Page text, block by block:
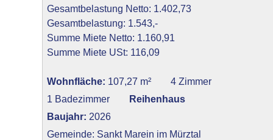
Gesamtbelastung Netto: 1.402,73
Gesamtbelastung: 1.543,-
Summe Miete Netto: 1.160,91
Summe Miete USt: 116,09
Wohnfläche: 107,27 m²
4 Zimmer
1 Badezimmer
Reihenhaus
Baujahr: 2026
Gemeinde: Sankt Marein im Mürztal